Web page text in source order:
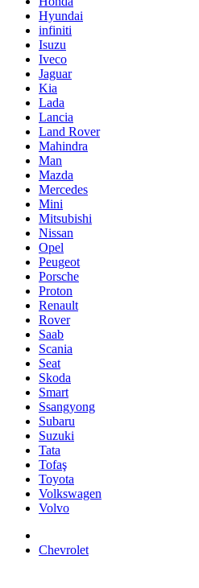
Hyundai
infiniti
Isuzu
Iveco
Jaguar
Kia
Lada
Lancia
Land Rover
Mahindra
Man
Mazda
Mercedes
Mini
Mitsubishi
Nissan
Opel
Peugeot
Porsche
Proton
Renault
Rover
Saab
Scania
Seat
Skoda
Smart
Ssangyong
Subaru
Suzuki
Tata
Tofaş
Toyota
Volkswagen
Volvo
Chevrolet